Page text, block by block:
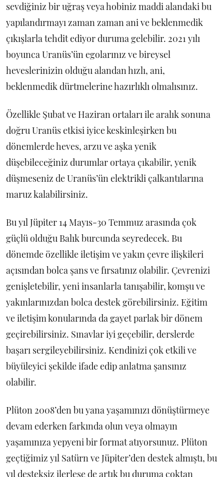
sevdiğiniz bir uğraş veya hobiniz maddi alandaki bu
yapılandırmayı zaman zaman ani ve beklenmedik
çıkışlarla tehdit ediyor duruma gelebilir. 2021 yılı
boyunca Uranüs’ün egolarınız ve bireysel
heveslerinizin olduğu alandan hızlı, ani,
beklenmedik dürtmelerine hazırlıklı olmalısınız.
Özellikle Şubat ve Haziran ortaları ile aralık sonuna
doğru Uranüs etkisi iyice keskinleşirken bu
dönemlerde heves, arzu ve aşka yenik
düşebileceğiniz durumlar ortaya çıkabilir, yenik
düşmeseniz de Uranüs’ün elektrikli çalkantılarına
maruz kalabilirsiniz.
Bu yıl Jüpiter 14 Mayıs-30 Temmuz arasında çok
güçlü olduğu Balık burcunda seyredecek. Bu
dönemde özellikle iletişim ve yakın çevre ilişkileri
açısından bolca şans ve fırsatınız olabilir. Çevrenizi
genişletebilir, yeni insanlarla tanışabilir, komşu ve
yakınlarınızdan bolca destek görebilirsiniz. Eğitim
ve iletişim konularında da gayet parlak bir dönem
geçirebilirsiniz. Sınavlar iyi geçebilir, derslerde
başarı sergileyebilirsiniz. Kendinizi çok etkili ve
büyüleyici şekilde ifade edip anlatma şansınız
olabilir.
Plüton 2008’den bu yana yaşamınızı dönüştürmeye
devam ederken farkında olun veya olmayın
yaşamınıza yepyeni bir format atıyorsunuz. Plüton
geçtiğimiz yıl Satürn ve Jüpiter’den destek almıştı, bu
yıl desteksiz ilerlese de artık bu duruma çoktan